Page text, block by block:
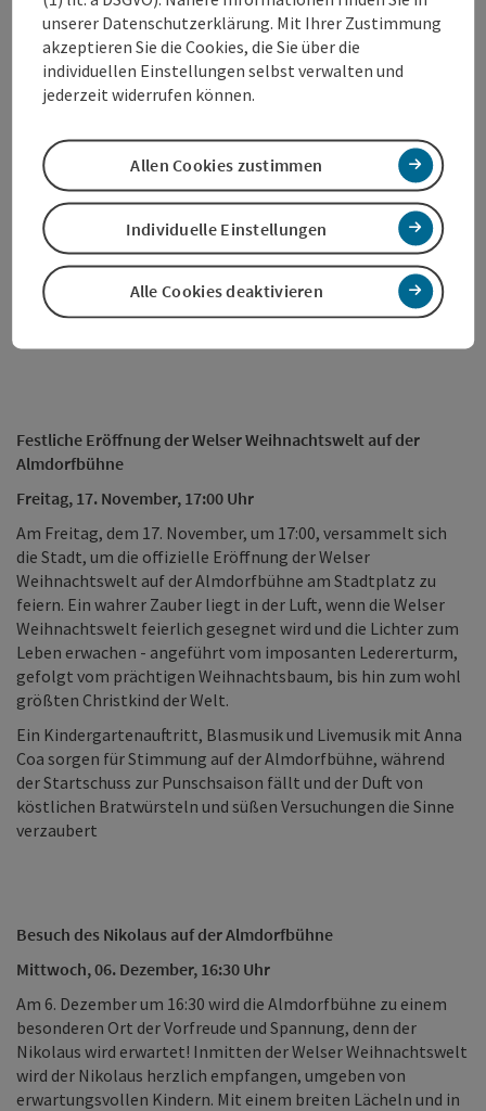
Öffnungszeiten Fahrgeschäfte: Montag bis Sonntag, 11:00 –
21:00 Uhr | Öffnungszeiten Ponyreiten: Montag bis
Donnerstag, 13:00 – 21:00 Uhr, Freitag bis Sonntag, 11:00 –
21:00 Uhr
Engerlbotschafter
Die kleinen Helferlein des Christkinds versprühen freitags
und samstags vorweihnachtliche Stimmung und verteilen
köstliche Süßigkeiten am Markt.
Festliche Eröffnung der Welser Weihnachtswelt auf der
Almdorfbühne
Freitag, 17. November, 17:00 Uhr
Am Freitag, dem 17. November, um 17:00, versammelt sich
die Stadt, um die offizielle Eröffnung der Welser
Weihnachtswelt auf der Almdorfbühne am Stadtplatz zu
feiern. Ein wahrer Zauber liegt in der Luft, wenn die Welser
Weihnachtswelt feierlich gesegnet wird und die Lichter zum
Leben erwachen - angeführt vom imposanten Ledererturm,
gefolgt vom prächtigen Weihnachtsbaum, bis hin zum wohl
größten Christkind der Welt.
Ein Kindergartenauftritt, Blasmusik und Livemusik mit Anna
Coa sorgen für Stimmung auf der Almdorfbühne, während
der Startschuss zur Punschsaison fällt und der Duft von
köstlichen Bratwürsteln und süßen Versuchungen die Sinne
verzaubert
Besuch des Nikolaus auf der Almdorfbühne
Mittwoch, 06. Dezember, 16:30 Uhr
Am 6. Dezember um 16:30 wird die Almdorfbühne zu einem
besonderen Ort der Vorfreude und Spannung, denn der
Nikolaus wird erwartet! Inmitten der Welser Weihnachtswelt
wird der Nikolaus herzlich empfangen, umgeben von
erwartungsvollen Kindern. Mit einem breiten Lächeln und in
unserer Datenschutzerklärung. Mit Ihrer Zustimmung
akzeptieren Sie die Cookies, die Sie über die
individuellen Einstellungen selbst verwalten und
jederzeit widerrufen können.
Alle Cookies deaktivieren
Individuelle Einstellungen
Allen Cookies zustimmen